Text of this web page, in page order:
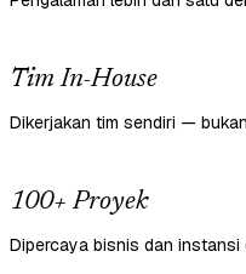
Tim In-House
Dikerjakan tim sendiri —
100+ Proyek
Dipercaya bisnis dan instansi